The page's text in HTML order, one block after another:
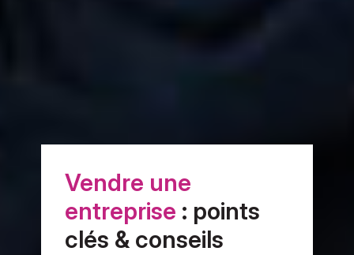
Vendre une
entreprise : points
clés & conseils